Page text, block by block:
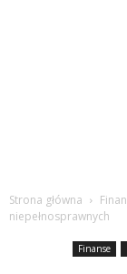
Strona główna
niepełnosprawnych
Finanse